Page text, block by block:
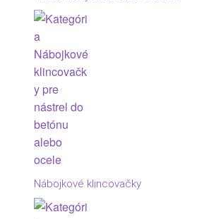
Nábojkové klincovačky